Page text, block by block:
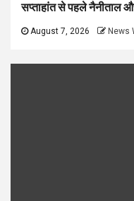
सप्ताहांत से पहले नैनीताल
August 7, 2026 News